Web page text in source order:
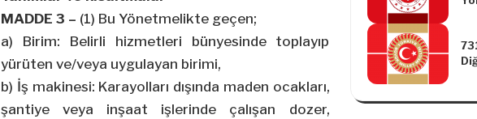
MADDE 3 – (1) Bu Yönetmelikte geçen;
a) Birim: Belirli hizmetleri bünyesinde toplayıp
yürüten ve/veya uygulayan birimi,
b) İş makinesi: Karayolları dışında maden ocakları,
şantiye veya inşaat işlerinde çalışan dozer,